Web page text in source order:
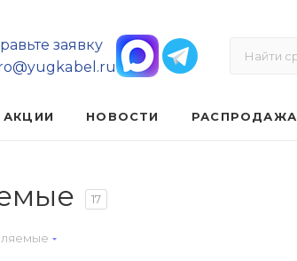
заявку
АКЦИИ НОВОСТИ РАСПРОДАЖА
17